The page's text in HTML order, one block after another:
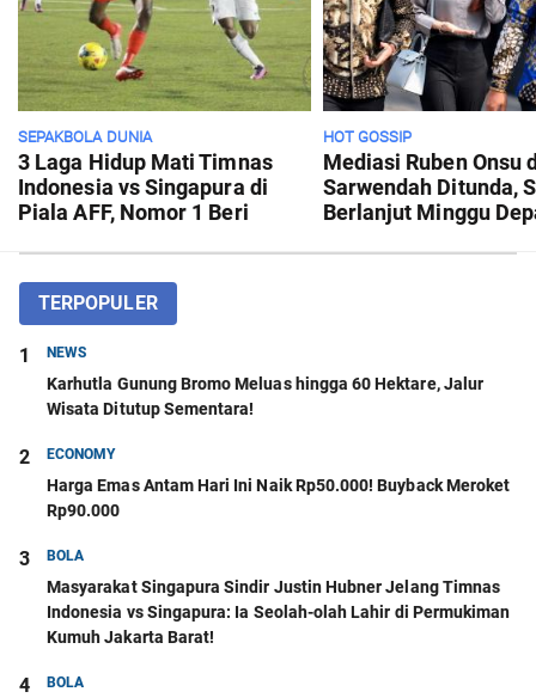
SEPAKBOLA DUNIA
3 Laga Hidup Mati Timnas
Indonesia vs Singapura di
Piala AFF, Nomor 1 Beri
HOT GOSSIP
Mediasi Ruben Onsu
Sarwendah Ditunda,
Berlanjut Minggu
TERPOPULER
1 NEWS
Karhutla Gunung Bromo Meluas hingga 60 Hektare, Jalur
Wisata Ditutup Sementara!
2 ECONOMY
Harga Emas Antam Hari Ini Naik Rp50.000! Buyback Meroket
Rp90.000
3 BOLA
Masyarakat Singapura Sindir Justin Hubner Jelang Timnas
Indonesia vs Singapura: Ia Seolah-olah Lahir di Permukiman
Kumuh Jakarta Barat!
4 BOLA